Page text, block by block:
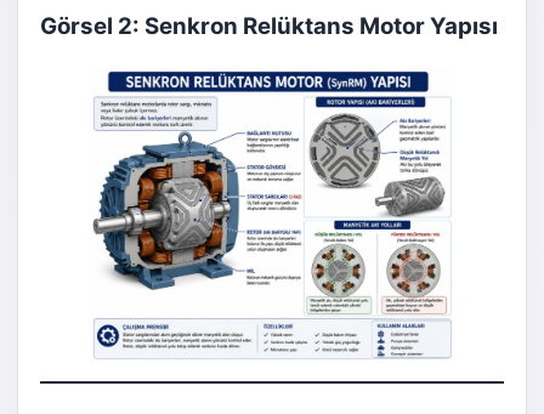
Görsel 2: Senkron Relüktans Motor Yapısı